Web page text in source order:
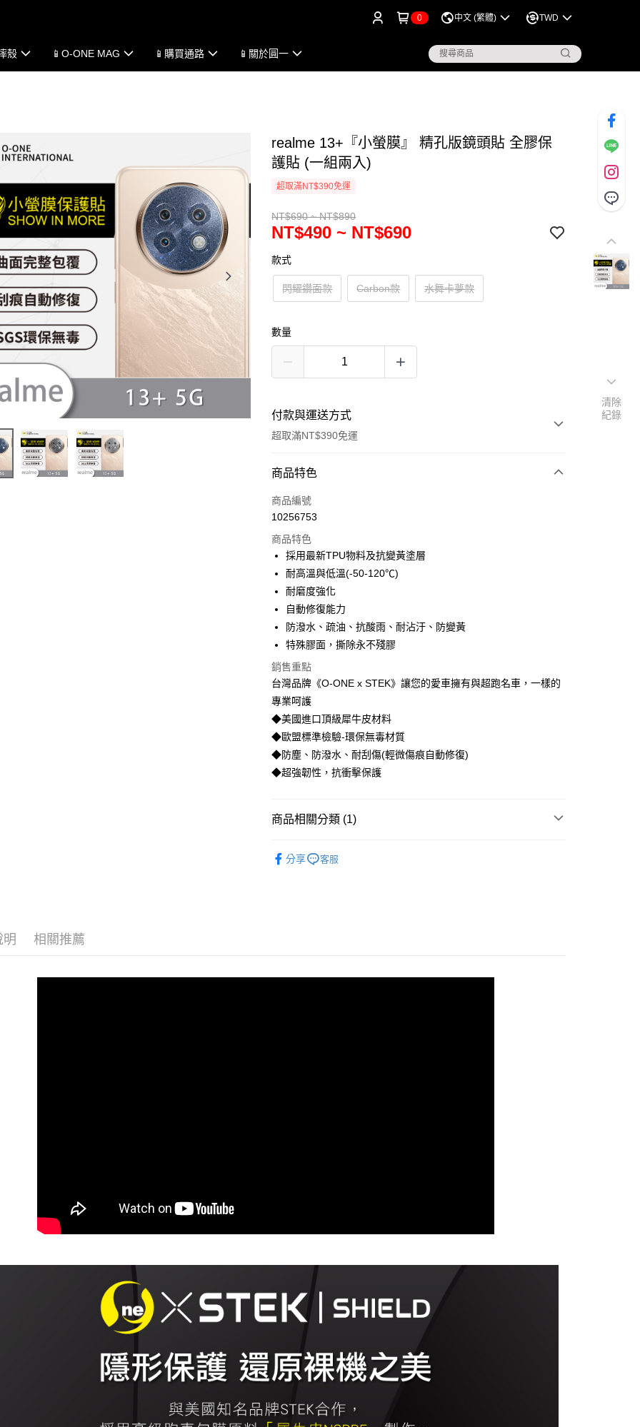
0 中文 (繁體) TWD
殼 📱O-ONE MAG 📱購買通路 📱關於圓一
realme 13+『小螢膜』 精孔版鏡頭貼 全膠保
護貼 (一組兩入)
超取滿NT$390免運
NT$690 ~ NT$890
NT$490 ~ NT$690
款式
閃耀鑽面款 Carbon款 水舞卡夢款
數量
付款與運送方式
超取滿NT$390免運
付款方式
信用卡一次付款
LINE Pay
Apple Pay
街口支付
悠遊付
運送方式
全家取貨付款
每筆NT$60，滿NT$390(含以上)免運費
7-11取貨付款
宅配
商品特色
商品編號
10256753
商品特色
採用最新TPU物料及抗變黃塗層
耐高溫與低溫(-50-120℃)
耐磨度強化
自動修復能力
防潑水、疏油、抗酸雨、耐沾汙、防變黃
特殊膠面，撕除永不殘膠
銷售重點
台灣品牌《O-ONE x STEK》讓您的愛車擁有與超跑名車，一樣的
專業呵護
◆美國進口頂級犀牛皮材料
◆歐盟標準檢驗-環保無毒材質
◆防塵、防潑水、耐刮傷(輕微傷痕自動修復)
◆超強韌性，抗衝擊保護
商品相關分類 (1)
分享
客服
明 相關推薦
清除
紀錄